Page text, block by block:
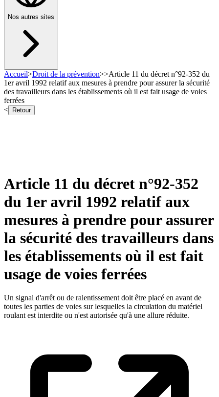
Nos autres sites
Accueil>Droit de la prévention>>Article 11 du décret n°92-352 du
1er avril 1992 relatif aux mesures à prendre pour assurer la sécurité
des travailleurs dans les établissements où il est fait usage de voies
ferrées
<
Retour
Article 11 du décret n°92-352
du 1er avril 1992 relatif aux
mesures à prendre pour assurer
la sécurité des travailleurs dans
les établissements où il est fait
usage de voies ferrées
Un signal d'arrêt ou de ralentissement doit être placé en avant de
toutes les parties de voies sur lesquelles la circulation du matériel
roulant est interdite ou n'est autorisée qu'à une allure réduite.